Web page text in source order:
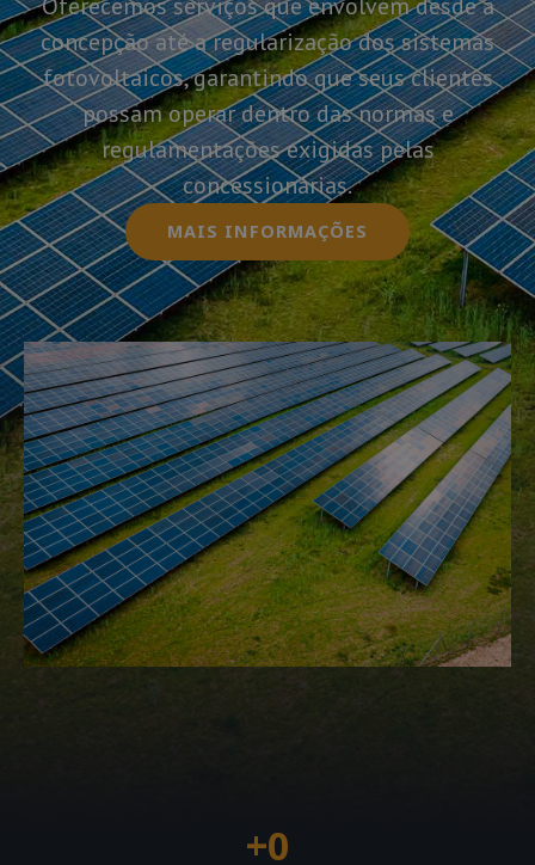
concepção até a regularização dos sistemas
fotovoltaicos, garantindo que seus clientes
possam operar dentro das normas e
regulamentações exigidas pelas
concessionárias.
MAIS INFORMAÇÕES
+0